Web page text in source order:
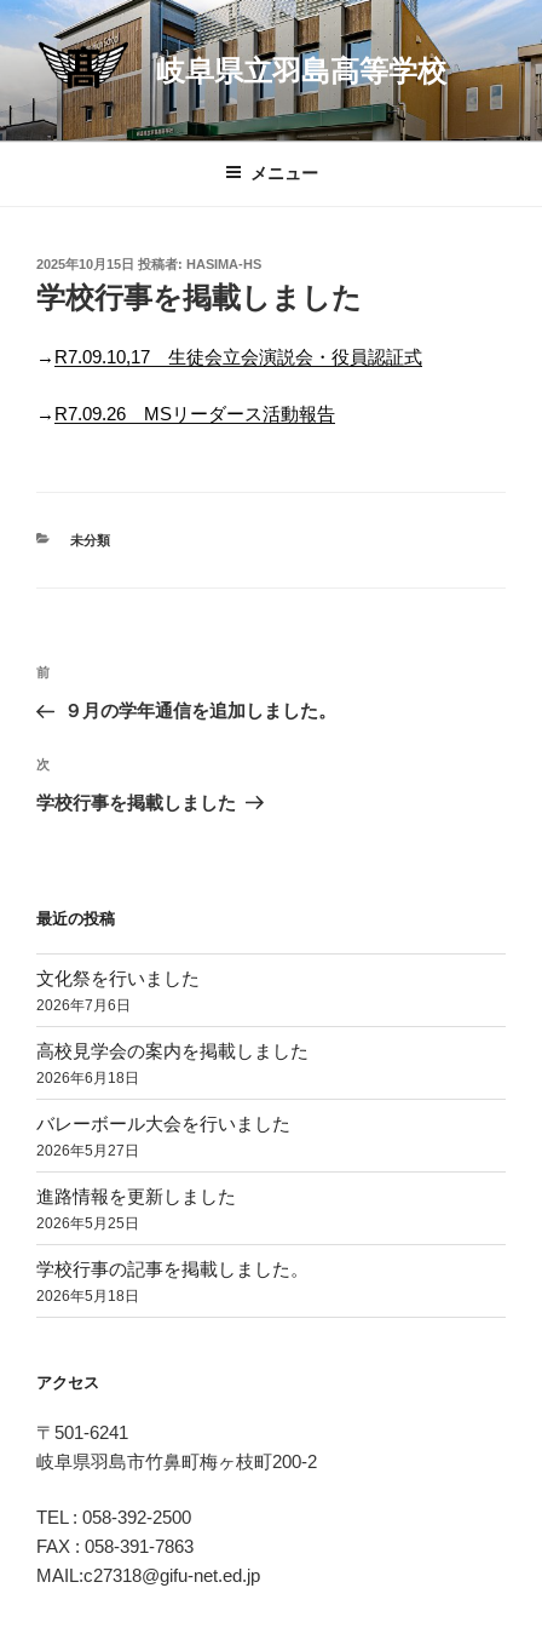
コ
ン
ツ
岐阜県立羽島高等学校
メニュー
投
稿
日:
2025年10月15日 投稿者: HASIMA-HS
学校行事を掲載しました
→ R7.09.10,17 生徒会立会演説会・役員認証式
→ R7.09.26 MSリーダース活動報告
カ
未分類
投
ナ
ビ
ゲ
ン
前
の
稿
前
９月の学年通信を追加しました。
次
の
次
学校行事を掲載しました
最近の投稿
文化祭を行いました
2026年7月6日
高校見学会の案内を掲載しました
2026年6月18日
バレーボール大会を行いました
2026年5月27日
進路情報を更新しました
2026年5月25日
学校行事の記事を掲載しました。
2026年5月18日
アクセス
〒501-6241
岐阜県羽島市竹鼻町梅ヶ枝町200-2
TEL : 058-392-2500
FAX : 058-391-7863
MAIL:c27318@gifu-net.ed.jp